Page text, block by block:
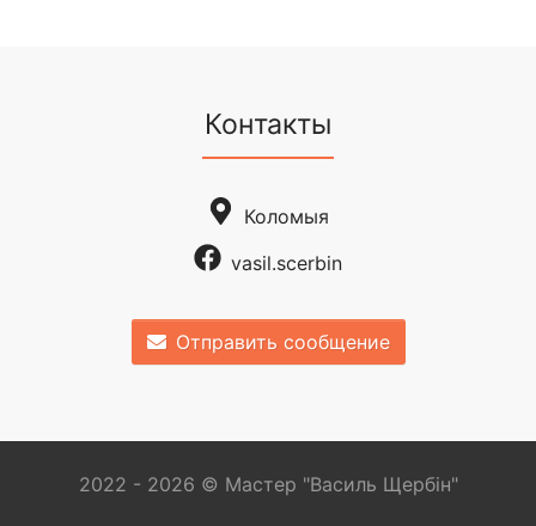
Контакты
Коломыя
vasil.scerbin
Отправить сообщение
2022 - 2026 © Мастер "Василь Щербін"